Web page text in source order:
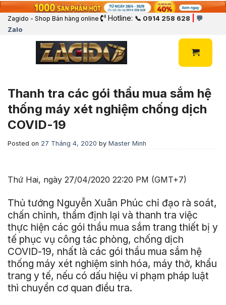
Zagido - Shop Bán hàng online Hotline: 📞 0914 258 628
💬
Zalo
Thanh tra các gói thầu mua sắm hệ
thống máy xét nghiệm chống dịch
COVID-19
Posted on 27 Tháng 4, 2020 by Master Minh
Thứ Hai, ngày 27/04/2020 22:20 PM (GMT+7)
Thủ tướng Nguyễn Xuân Phúc chỉ đạo rà soát,
chấn chỉnh, thẩm định lại và thanh tra việc
thực hiện các gói thầu mua sắm trang thiết bị y
tế phục vụ công tác phòng, chống dịch
COVID-19, nhất là các gói thầu mua sắm hệ
thống máy xét nghiệm sinh hóa, máy thở, khẩu
trang y tế, nếu có dấu hiệu vi phạm pháp luật
thì chuyển cơ quan điều tra.